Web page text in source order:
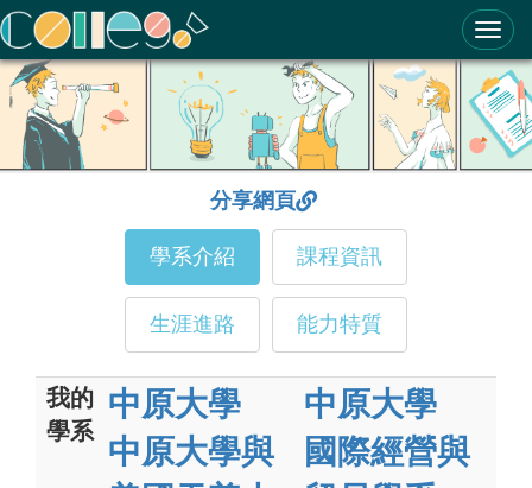
ColleGo! 大學選才與高中育才輔助系統
分享網頁
學系介紹 課程資訊
生涯進路 能力特質
我的
學系
中原大學
中原大學與
中原大學
國際經營與